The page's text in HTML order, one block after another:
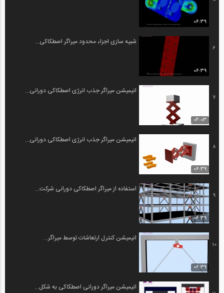
06:39
6
06:39
شبیه سازی اجزاء محدود میراگر اصطکاکی...
7
04:03
انیمیشن میراگر جذب انرژی اصطکاکی دورانی...
8
06:39
انیمیشن میراگر جذب انرژی اصطکاکی دورانی...
9
06:39
استفاده از میراگر اصطکاکی دورانی شرکت...
10
06:39
انیمیشن کنترل ارتعاشات توسط میراگر...
انیمیشن میراگر دورانی اصطکاکی به شکل...